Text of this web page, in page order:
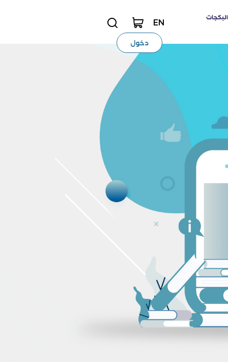
البكجات
EN
دخول